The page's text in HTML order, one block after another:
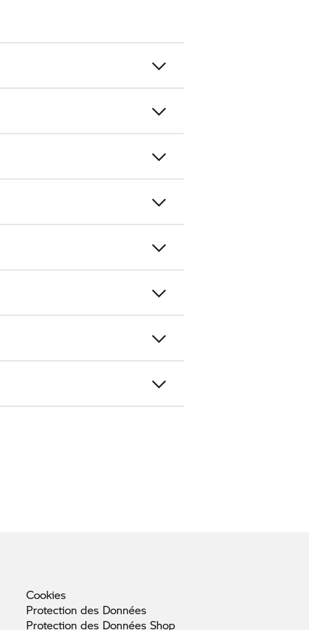
Cookies
Protection des Données
Protection des Données Shop